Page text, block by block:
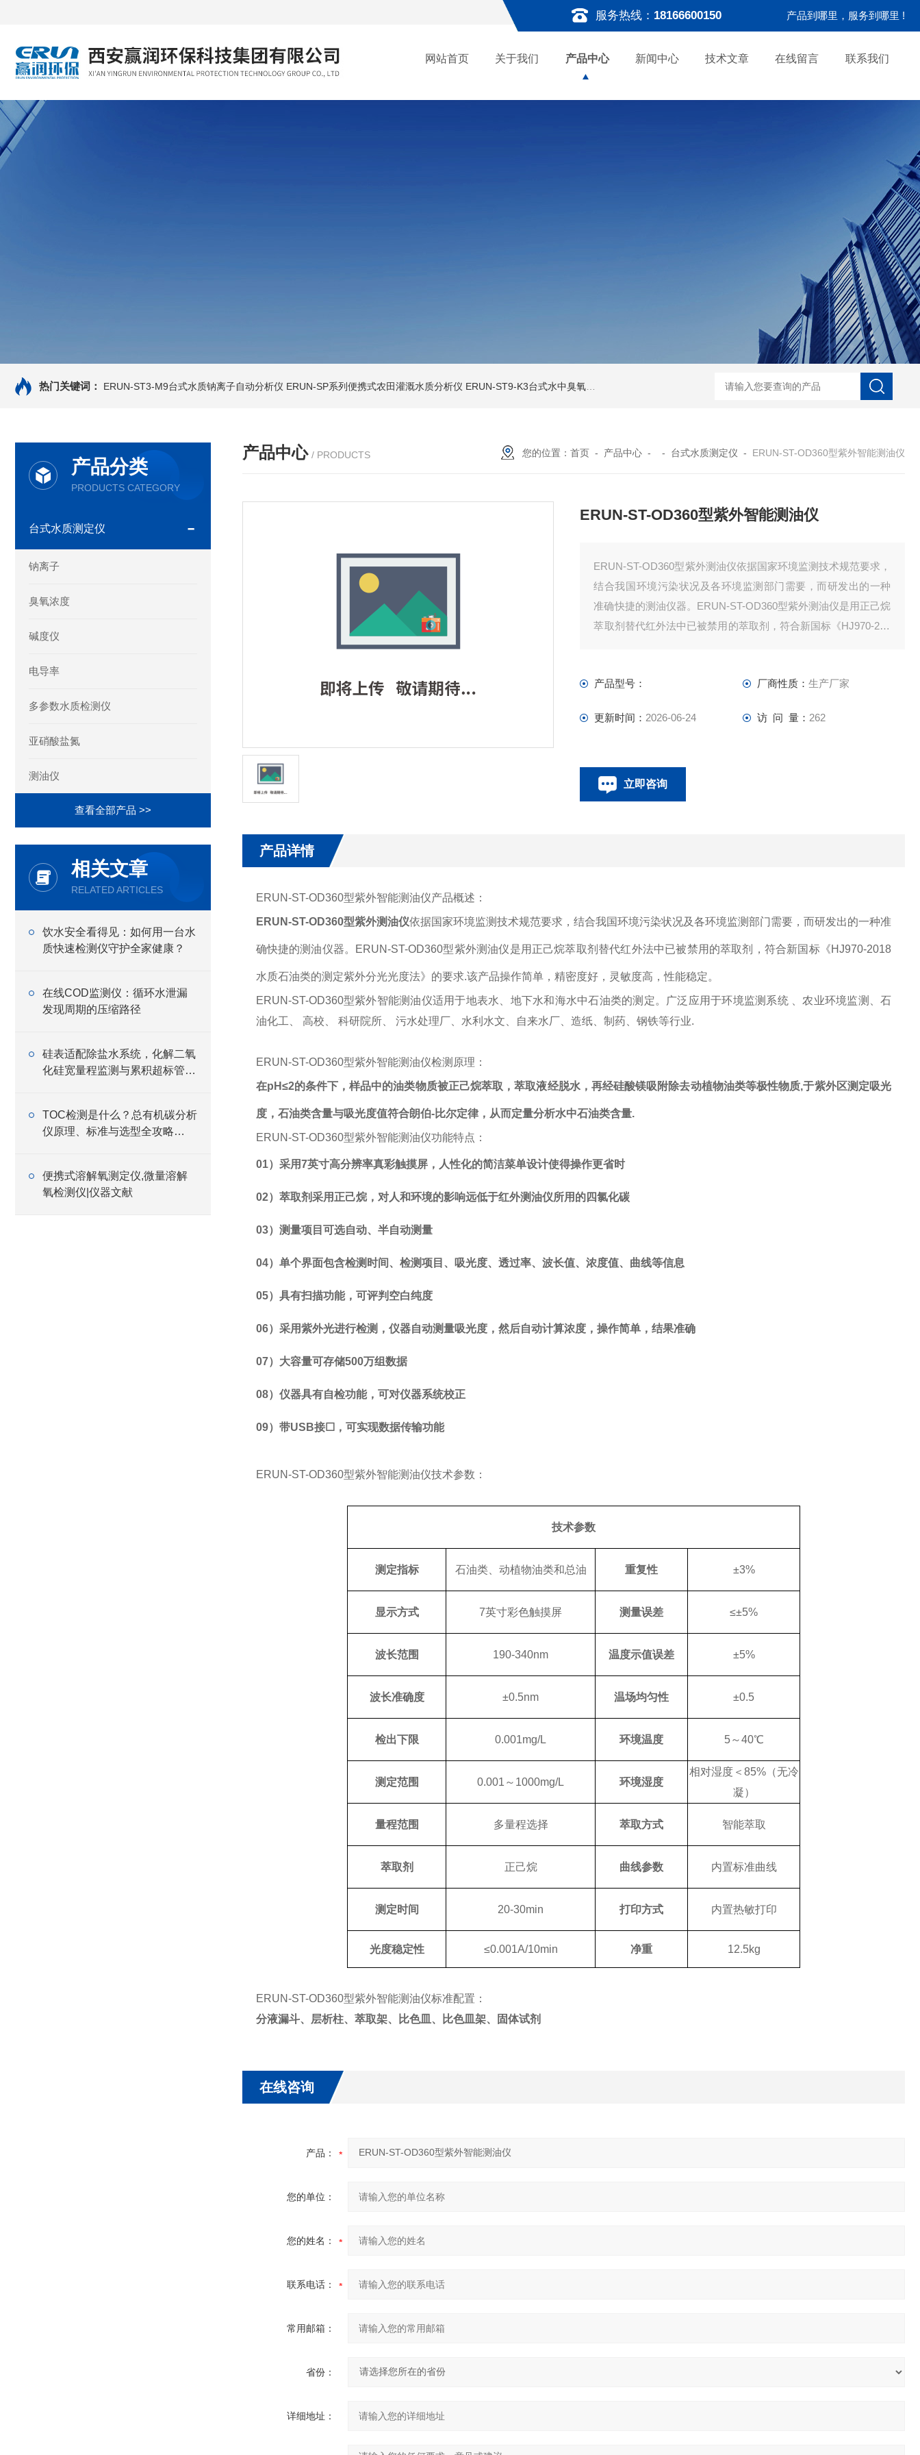
服务热线： 18166600150 产品到哪里，服务到哪里 !
网站首页 关于我们 产品中心 新闻中心 技术文章 在线留言 联系我们
热门关键词： ERUN-ST3-M9台式水质钠离子自动分析仪 ERUN-SP系列便携式农田灌溉水质分析仪 ERUN-ST9-K3台式水中臭氧检测仪 ERUN-ST7-B8台式酚酞碱度测定仪 ERUN-SZ-CL620水质氯离子在线
产品分类
PRODUCTS CATEGORY
台式水质测定仪
钠离子
臭氧浓度
碱度仪
电导率
多参数水质检测仪
亚硝酸盐氮
测油仪
查看全部产品 >>
相关文章
RELATED ARTICLES
饮水安全看得见：如何用一台水
质快速检测仪守护全家健康？
在线COD监测仪：循环水泄漏
发现周期的压缩路径
硅表适配除盐水系统，化解二氧
化硅宽量程监测与累积超标管控
TOC检测是什么？总有机碳分析
仪原理、标准与选型全攻略
便携式溶解氧测定仪,微量溶解
氧检测仪|仪器文献
产品中心 / PRODUCTS 您的位置： 首页 - 产品中心 - - 台式水质测定仪 - ERUN-ST-OD360型紫外智能测油仪
ERUN-ST-OD360型紫外智能测油仪
ERUN-ST-OD360型紫外测油仪依据国家环境监测技术规范要求，
结合我国环境污染状况及各环境监测部门需要，而研发出的一种
准确快捷的测油仪器。ERUN-ST-OD360型紫外测油仪是用正己烷
萃取剂替代红外法中已被禁用的萃取剂，符合新国标《HJ970-201
仪......
产品型号： 厂商性质： 生产厂家
更新时间： 2026-06-24 访 问 量： 262
立即咨询
产品详情
ERUN-ST-OD360型紫外智能测油仪产品概述：
ERUN-ST-OD360型紫外测油仪依据国家环境监测技术规范要求，结合我国环境污染状况及各环境监测部门需要，而研发出的一种准
确快捷的测油仪器。ERUN-ST-OD360型紫外测油仪是用正己烷萃取剂替代红外法中已被禁用的萃取剂，符合新国标《HJ970-2018
水质石油类的测定紫外分光光度法》的要求.该产品操作简单，精密度好，灵敏度高，性能稳定。
ERUN-ST-OD360型紫外智能测油仪适用于地表水、地下水和海水中石油类的测定。广泛应用于环境监测系统 、农业环境监测、石
油化工、 高校、 科研院所、 污水处理厂、水利水文、自来水厂、造纸、制药、钢铁等行业.
ERUN-ST-OD360型紫外智能测油仪检测原理：
在pH≤2的条件下，样品中的油类物质被正己烷萃取，萃取液经脱水，再经硅酸镁吸附除去动植物油类等极性物质,于紫外区测定吸光
度，石油类含量与吸光度值符合朗伯-比尔定律， 从而定量分析水中石油类含量.
ERUN-ST-OD360型紫外智能测油仪功能特点：
01） 采用7英寸高分辨率真彩触摸屏，人性化的简洁菜单设计使得操作更省时
02） 萃取剂采用正己烷，对人和环境的影响远低于红外测油仪所用的四氯化碳
03） 测量项目可选自动、半自动测量
04） 单个界面包含检测时间、检测项目、吸光度、透过率、波长值、浓度值、曲线等信息
05） 具有扫描功能，可评判空白纯度
06） 采用紫外光进行检测，仪器自动测量吸光度，然后自动计算浓度，操作简单，结果准确
07） 大容量可存储500万组数据
08） 仪器具有自检功能，可对仪器系统校正
09） 带USB接☐，可实现数据传输功能
ERUN-ST-OD360型紫外智能测油仪技术参数：
技术参数
测定指标 石油类、动植物油类和总油 重复性 ±3%
显示方式 7英寸彩色触摸屏 测量误差 ≤±5%
波长范围 190-340nm 温度示值误差 ±5%
波长准确度 ±0.5nm 温场均匀性 ±0.5
检出下限 0.001mg/L 环境温度 5～40℃
测定范围 0.001～1000mg/L 环境湿度
相对湿度＜85%（无冷
凝）
量程范围 多量程选择 萃取方式 智能萃取
萃取剂 正己烷 曲线参数 内置标准曲线
测定时间 20-30min 打印方式 内置热敏打印
光度稳定性 ≤0.001A/10min 净重 12.5kg
ERUN-ST-OD360型紫外智能测油仪标准配置：
分液漏斗、层析柱、萃取架、比色皿、比色皿架、固体试剂
在线咨询
产品：
您的单位：
您的姓名：
联系电话：
常用邮箱：
省份：
详细地址：